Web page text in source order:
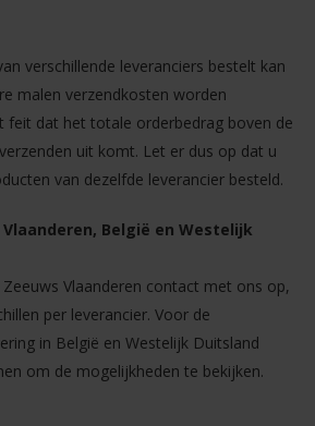
verschillende leveranciers bestelt kan
malen verzendkosten worden
feit dat het totale orderbedrag boven de
uit komt. Let er dus op dat u
van dezelfde leverancier besteld.
België en Westelijk
Vlaanderen contact met ons op,
per leverancier. Voor de
in België en Westelijk Duitsland
om de mogelijkheden te bekijken.